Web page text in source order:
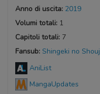
Anno di uscita: 2019
Volumi totali: 1
Capitoli totali: 7
Fansub: Shingeki no
AniList
MangaUpdates